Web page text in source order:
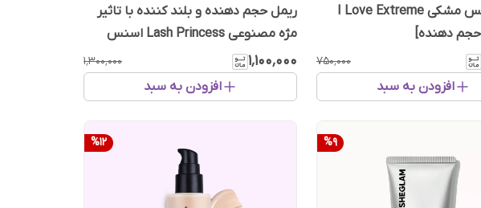
ریمل اسنس مشکی I Love Extreme
۷۵۰٬۰۰۰
افزودن به سبد
ریمل حجم دهنده و بلند کننده با تاثیر
مژه مصنوعی Lash Princess اسنس
۱٬۱۰۰٬۰۰۰ ۱٬۳۰۰٬۰۰۰
افزودن به سبد
%9
%12